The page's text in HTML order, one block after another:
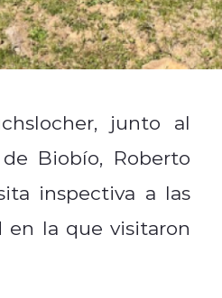
junto al
Biobío, Roberto
inspectiva a las
en la que visitaron